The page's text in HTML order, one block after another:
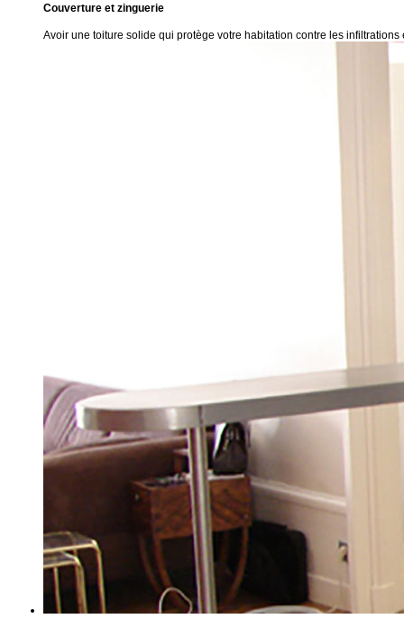
Couverture et zinguerie
Avoir une toiture solide qui protège votre habitation contre les infiltrations